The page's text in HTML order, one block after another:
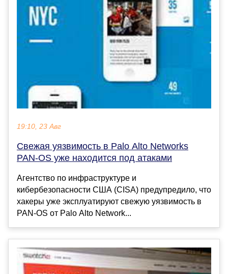
19:10, 23 Авг
Свежая уязвимость в Palo Alto Networks
PAN-OS уже находится под атаками
Агентство по инфраструктуре и
кибербезопасности США (CISA) предупредило, что
хакеры уже эксплуатируют свежую уязвимость в
PAN-OS от Palo Alto Network...